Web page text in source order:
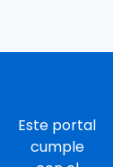
Este portal
cumple